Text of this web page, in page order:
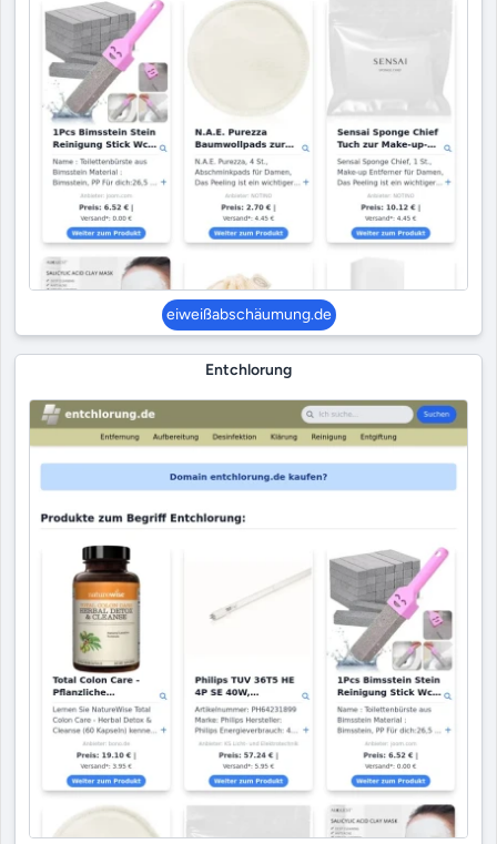
eiweißabschäumung.de
Entchlorung